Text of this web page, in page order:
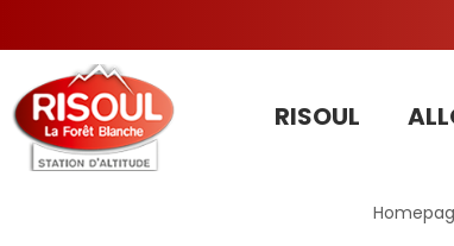
RISOUL